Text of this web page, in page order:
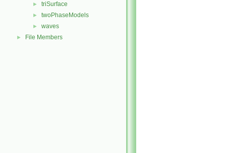
► triSurface
► twoPhaseModels
► waves
► File Members